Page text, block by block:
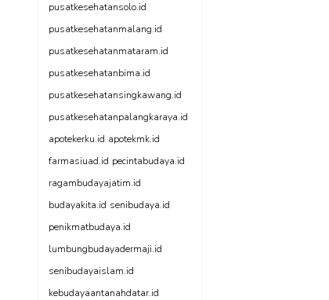
pusatkesehatansolo.id
pusatkesehatanmalang.id
pusatkesehatanmataram.id
pusatkesehatanbima.id
pusatkesehatansingkawang.id
pusatkesehatanpalangkaraya.id
apotekerku.id apotekmk.id
farmasiuad.id pecintabudaya.id
ragambudayajatim.id
budayakita.id senibudaya.id
penikmatbudaya.id
lumbungbudayadermaji.id
senibudayaislam.id
kebudayaantanahdatar.id